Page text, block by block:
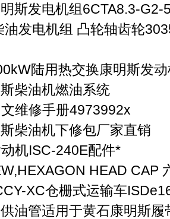
斯发电机组6CTA8.3-G2-
油发电机组 凸轮轴齿轮
陆用热交换康明斯发
柴油机燃油系统
维修手册4973992x
柴油机下修包厂家直销
机ISC-240E配件*
HEAD CAP
XC仓栅式运输车
油管适用于黄石康明斯